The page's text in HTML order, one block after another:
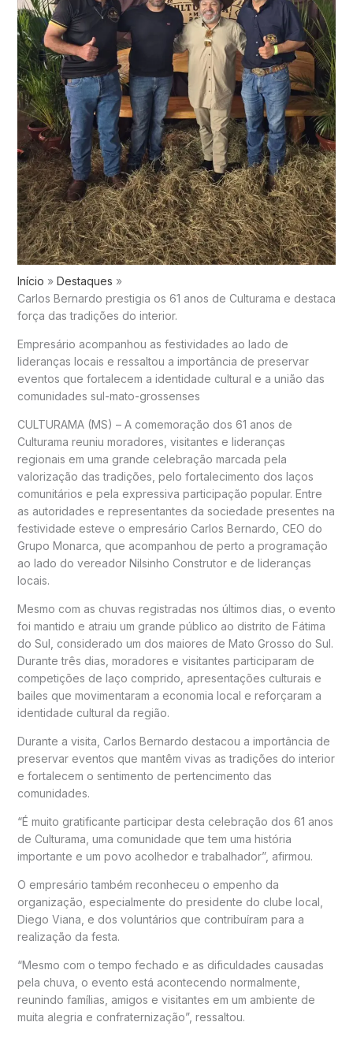
Início
Destaques
Carlos Bernardo prestigia os 61 anos de Culturama e destaca
força das tradições do interior.
Empresário acompanhou as festividades ao lado de
lideranças locais e ressaltou a importância de preservar
eventos que fortalecem a identidade cultural e a união das
comunidades sul-mato-grossenses
CULTURAMA (MS) – A comemoração dos 61 anos de
Culturama reuniu moradores, visitantes e lideranças
regionais em uma grande celebração marcada pela
valorização das tradições, pelo fortalecimento dos laços
comunitários e pela expressiva participação popular. Entre
as autoridades e representantes da sociedade presentes na
festividade esteve o empresário Carlos Bernardo, CEO do
Grupo Monarca, que acompanhou de perto a programação
ao lado do vereador Nilsinho Construtor e de lideranças
locais.
Mesmo com as chuvas registradas nos últimos dias, o evento
foi mantido e atraiu um grande público ao distrito de Fátima
do Sul, considerado um dos maiores de Mato Grosso do Sul.
Durante três dias, moradores e visitantes participaram de
competições de laço comprido, apresentações culturais e
bailes que movimentaram a economia local e reforçaram a
identidade cultural da região.
Durante a visita, Carlos Bernardo destacou a importância de
preservar eventos que mantêm vivas as tradições do interior
e fortalecem o sentimento de pertencimento das
comunidades.
“É muito gratificante participar desta celebração dos 61 anos
de Culturama, uma comunidade que tem uma história
importante e um povo acolhedor e trabalhador”, afirmou.
O empresário também reconheceu o empenho da
organização, especialmente do presidente do clube local,
Diego Viana, e dos voluntários que contribuíram para a
realização da festa.
“Mesmo com o tempo fechado e as dificuldades causadas
pela chuva, o evento está acontecendo normalmente,
reunindo famílias, amigos e visitantes em um ambiente de
muita alegria e confraternização”, ressaltou.